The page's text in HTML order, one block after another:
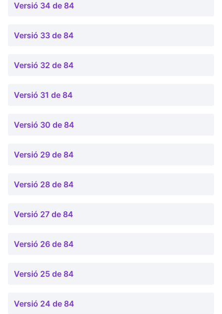
Versió 34 de 84
Versió 33 de 84
Versió 32 de 84
Versió 31 de 84
Versió 30 de 84
Versió 29 de 84
Versió 28 de 84
Versió 27 de 84
Versió 26 de 84
Versió 25 de 84
Versió 24 de 84